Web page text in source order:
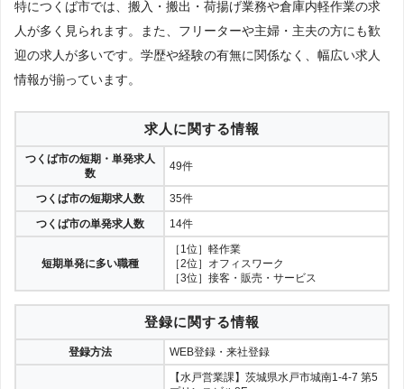
特につくば市では、搬入・搬出・荷揚げ業務や倉庫内軽作業の求
人が多く見られます。また、フリーターや主婦・主夫の方にも歓
迎の求人が多いです。学歴や経験の有無に関係なく、幅広い求人
情報が揃っています。
求人に関する情報
つくば市の短期・単発求人
数
49件
つくば市の短期求人数
35件
つくば市の単発求人数
14件
短期単発に多い職種
［1位］軽作業
［2位］オフィスワーク
［3位］接客・販売・サービス
登録に関する情報
登録方法 WEB登録・来社登録
【水戸営業課】茨城県水戸市城南1-4-7 第5